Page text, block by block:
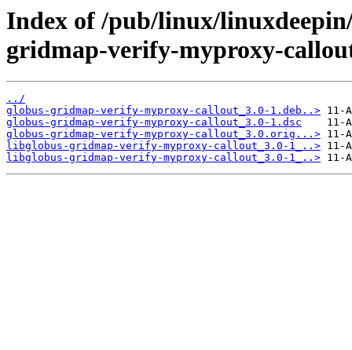
Index of /pub/linux/
gridmap-verify-myproxy-
../
globus-gridmap-verify-myproxy-callout_3.0-1.deb..>
globus-gridmap-verify-myproxy-callout_3.0-1.dsc
globus-gridmap-verify-myproxy-callout_3.0.orig...>
libglobus-gridmap-verify-myproxy-callout_3.0-1_..>
libglobus-gridmap-verify-myproxy-callout_3.0-1_..>